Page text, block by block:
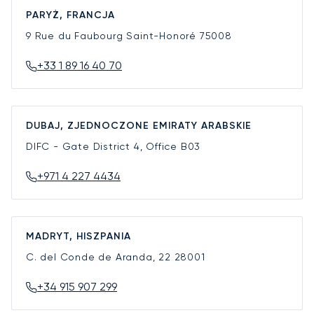
PARYŻ, FRANCJA
9 Rue du Faubourg Saint-Honoré 75008
+33 1 89 16 40 70
DUBAJ, ZJEDNOCZONE EMIRATY ARABSKIE
DIFC - Gate District 4, Office B03
+971 4 227 4434
MADRYT, HISZPANIA
C. del Conde de Aranda, 22 28001
+34 915 907 299